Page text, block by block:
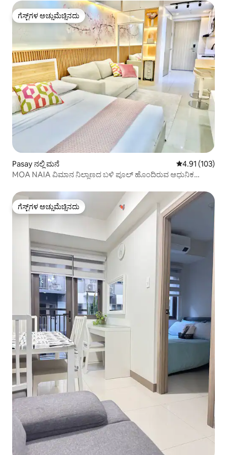
ಗೆಸ್ಟ್‌ಗಳ ಅಚ್ಚುಮೆಚ್ಚಿನದು
ಗೆಸ್ಟ್‌ಗಳ ಅಚ್ಚುಮೆಚ್ಚಿನದು
Pasay ನಲ್ಲಿ ಮನೆ 5 ರಲ್ಲಿ 4.91
4.91 (103)
MOA NAIA ವಿಮಾನ ನಿಲ್ದಾಣದ ಬಳಿ ಪೂಲ್ ಹೊಂದಿರುವ ಆಧುನಿಕ
ಗೆಸ್ಟ್‌ಗಳ ಅಚ್ಚುಮೆಚ್ಚಿನದು
ಗೆಸ್ಟ್‌ಗಳ ಅಚ್ಚುಮೆಚ್ಚಿನದು